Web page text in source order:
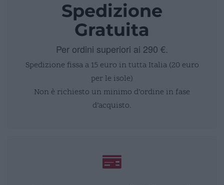
Spedizione
Gratuita
Per ordini superiori ai 290 €.
Spedizione fissa a 15 euro in tutta Italia (20 euro
per le isole)
Non è richiesto un minimo d’ordine in fase
d’acquisto.